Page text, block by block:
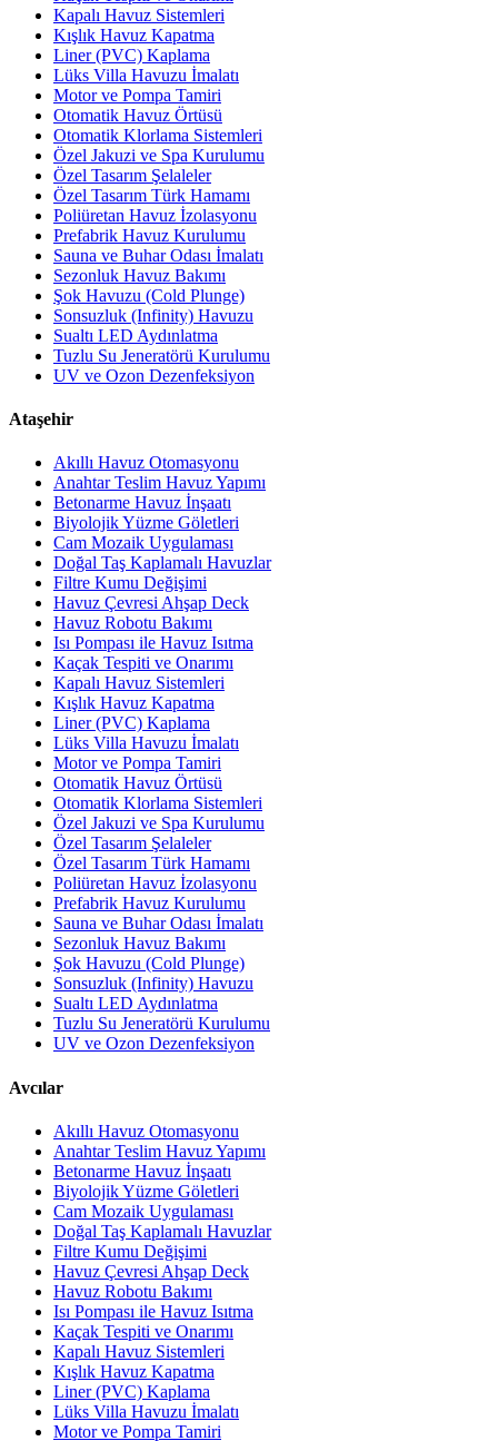
Kapalı Havuz Sistemleri
Kışlık Havuz Kapatma
Liner (PVC) Kaplama
Lüks Villa Havuzu İmalatı
Motor ve Pompa Tamiri
Otomatik Havuz Örtüsü
Otomatik Klorlama Sistemleri
Özel Jakuzi ve Spa Kurulumu
Özel Tasarım Şelaleler
Özel Tasarım Türk Hamamı
Poliüretan Havuz İzolasyonu
Prefabrik Havuz Kurulumu
Sauna ve Buhar Odası İmalatı
Sezonluk Havuz Bakımı
Şok Havuzu (Cold Plunge)
Sonsuzluk (Infinity) Havuzu
Sualtı LED Aydınlatma
Tuzlu Su Jeneratörü Kurulumu
UV ve Ozon Dezenfeksiyon
Ataşehir
Akıllı Havuz Otomasyonu
Anahtar Teslim Havuz Yapımı
Betonarme Havuz İnşaatı
Biyolojik Yüzme Göletleri
Cam Mozaik Uygulaması
Doğal Taş Kaplamalı Havuzlar
Filtre Kumu Değişimi
Havuz Çevresi Ahşap Deck
Havuz Robotu Bakımı
Isı Pompası ile Havuz Isıtma
Kaçak Tespiti ve Onarımı
Kapalı Havuz Sistemleri
Kışlık Havuz Kapatma
Liner (PVC) Kaplama
Lüks Villa Havuzu İmalatı
Motor ve Pompa Tamiri
Otomatik Havuz Örtüsü
Otomatik Klorlama Sistemleri
Özel Jakuzi ve Spa Kurulumu
Özel Tasarım Şelaleler
Özel Tasarım Türk Hamamı
Poliüretan Havuz İzolasyonu
Prefabrik Havuz Kurulumu
Sauna ve Buhar Odası İmalatı
Sezonluk Havuz Bakımı
Şok Havuzu (Cold Plunge)
Sonsuzluk (Infinity) Havuzu
Sualtı LED Aydınlatma
Tuzlu Su Jeneratörü Kurulumu
UV ve Ozon Dezenfeksiyon
Avcılar
Akıllı Havuz Otomasyonu
Anahtar Teslim Havuz Yapımı
Betonarme Havuz İnşaatı
Biyolojik Yüzme Göletleri
Cam Mozaik Uygulaması
Doğal Taş Kaplamalı Havuzlar
Filtre Kumu Değişimi
Havuz Çevresi Ahşap Deck
Havuz Robotu Bakımı
Isı Pompası ile Havuz Isıtma
Kaçak Tespiti ve Onarımı
Kapalı Havuz Sistemleri
Kışlık Havuz Kapatma
Liner (PVC) Kaplama
Lüks Villa Havuzu İmalatı
Motor ve Pompa Tamiri